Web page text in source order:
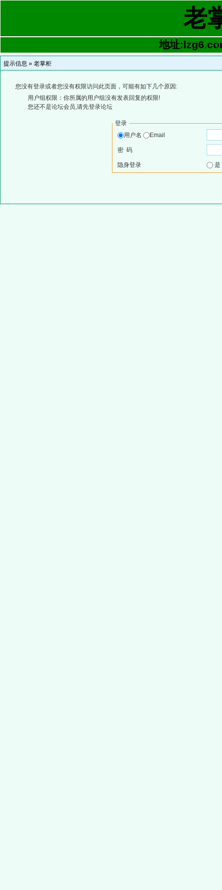
老
地址
提示信息 » 老掌柜
您没有登录或者您没有权限访问此页面，可能有如下几个原因:
用户组权限：你所属的用户组没有发表回复的权限!
您还不是论坛会员,请先登录论坛
登录
用户名
Email
密 码
隐身登录